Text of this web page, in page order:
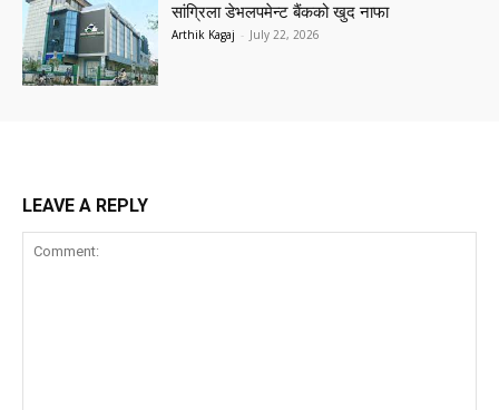
सांग्रिला डेभलपमेन्ट बैंकको खुद नाफा
Arthik Kagaj - July 22, 2026
LEAVE A REPLY